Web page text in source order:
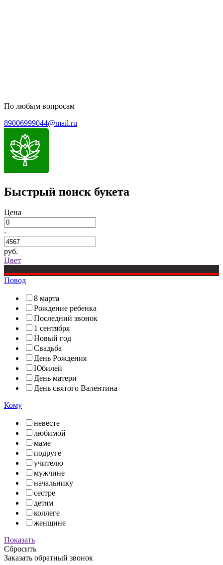
По любым вопросам
89006999044@mail.ru
Быстрый поиск букета
Цена
-
руб.
Цвет
Повод
8 марта
Рождение ребенка
Последний звонок
1 сентября
Новый год
Свадьба
День Рождения
Юбилей
День матери
День святого Валентина
Кому
невесте
любимой
маме
подруге
учителю
мужчине
начальнику
сестре
детям
коллеге
женщине
Показать
Сбросить
Заказать обратный звонок